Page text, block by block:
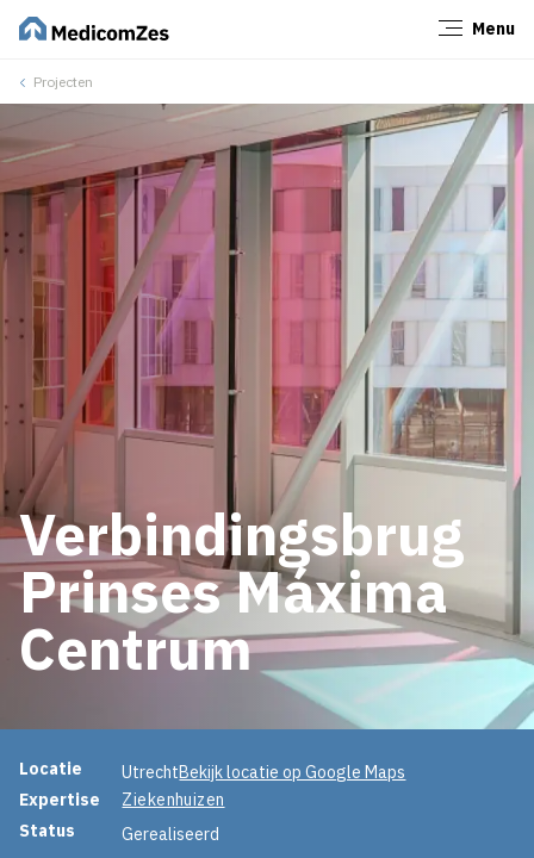
Menu
Projecten
Verbindingsbrug
Prinses Máxima
Centrum
Projectinformatie
Locatie UtrechtBekijk locatie op Google Maps
Expertise
Ziekenhuizen
Status
Gerealiseerd
Sluiten